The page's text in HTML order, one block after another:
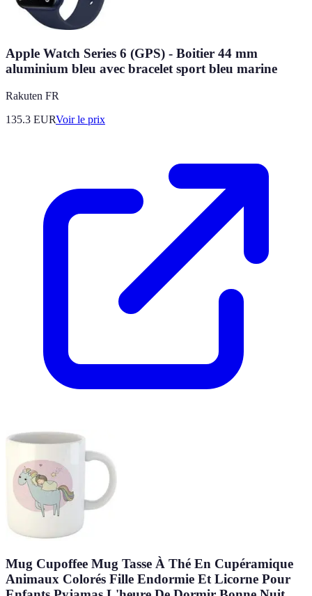
Apple Watch Series 6 (GPS) - Boitier 44 mm
aluminium bleu avec bracelet sport bleu marine
Rakuten FR
135.3 EURVoir le prix
Mug Cupoffee Mug Tasse À Thé En Cupéramique
Animaux Colorés Fille Endormie Et Licorne Pour